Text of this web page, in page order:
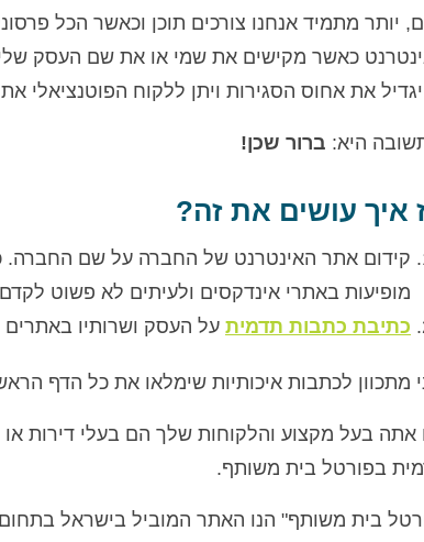
יותר מתמיד אנחנו צורכים תוכן וכאשר הכל
כאשר מקישים את שמי או את שם העסק
את אחוס הסגירות ויתן ללקוח הפוטנציאלי
היא: ברור שכן!
איך עושים את זה?
קידום אתר האינטרנט של החברה על שם החברה.
מופיעות באתרי אינדקסים ולעיתים לא פשוט
כתיבת כתבות תדמית על העסק ושרותיו
מתכוון לכתבות איכותיות שימלאו את כל הדף
בעל מקצוע והלקוחות שלך הם בעלי דירות
בפורטל בית משותף.